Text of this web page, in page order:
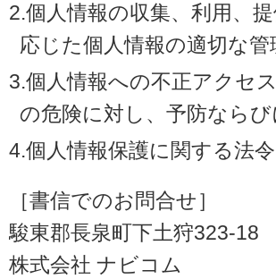
2.個人情報の収集、利用、
応じた個人情報の適切な
3.個人情報への不正アクセ
の危険に対し、予防なら
4.個人情報保護に関する法
［書信でのお問合せ］
駿東郡長泉町下土狩323-
株式会社 ナビコム